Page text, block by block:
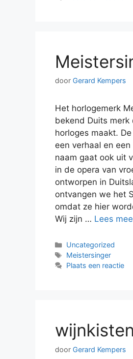
door Gerard Kempers
Het horlogemerk
bekend Duits merk
horloges maakt.
een verhaal en
naam gaat ook uit
in de opera van
ontworpen in
ontvangen we het
omdat ze hier
Wij zijn … Lees
Categorieën
Uncategorized
Tags
Meistersinger
Plaats een reactie
door Gerard Kempers